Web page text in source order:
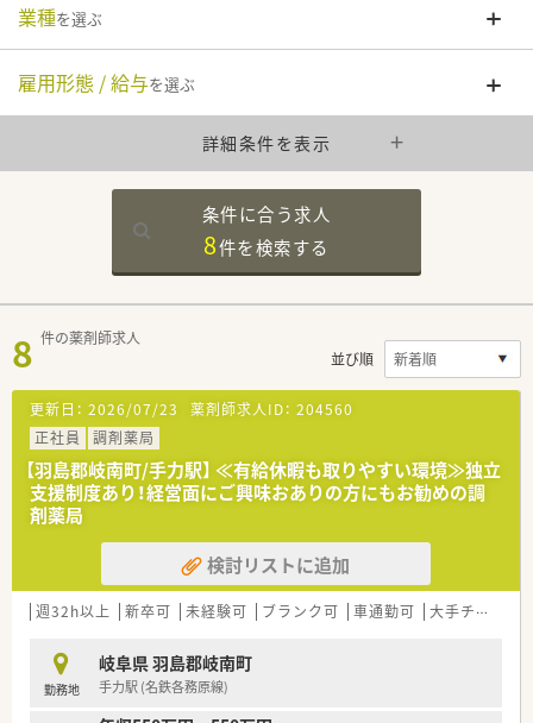
業種を選ぶ
雇用形態 / 給与を選ぶ
詳細条件を表示
条件に合う求人
8件を検索する
8 件の薬剤師求人
並び順
更新日： 2026/07/23 薬剤師求人ID： 204560
正社員
調剤薬局
【羽島郡岐南町/手力駅】 ≪有給休暇も取りやすい環境≫独立
支援制度あり！経営面にご興味おありの方にもお勧めの調
剤薬局
検討リストに追加
週32h以上 新卒可 未経験可 ブランク可 車通勤可 大手チェーン以外
勤務地
岐阜県 羽島郡岐南町
手力駅 (名鉄各務原線)